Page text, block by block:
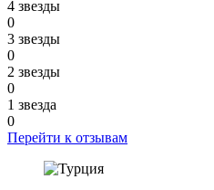
4 звезды
0
3 звезды
0
2 звезды
0
1 звезда
0
Перейти к отзывам